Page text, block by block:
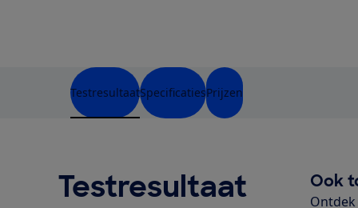
TestresultaatSpecificatiesPrijzen
Testresultaat Ook